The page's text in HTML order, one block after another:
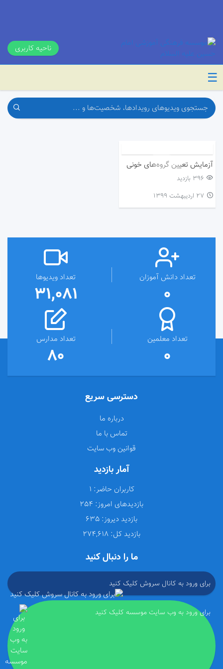
ناحیه کاربری
☰
آزمایش تعیین گروه‌های خونی
396 بازدید
۲۷ اردیبهشت ۱۳۹۹
تعداد دانش آموزان
0
تعداد ویدیوها
31,081
تعداد معلمین
0
تعداد مدارس
80
دسترسی سریع
درباره ما
تماس با ما
قوانین وب سایت
آمار بازدید
کاربران حاضر:
بازدیدهای امروز:
بازدید دیروز:
بازدید کل:
ما را دنبال کنید
برای ورود به کانال سروش کلیک کنید
برای ورود به وب سایت موسسه کلیک کنید